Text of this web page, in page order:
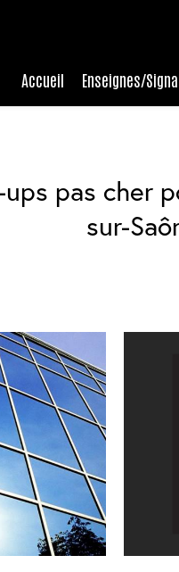
Accueil Enseignes/
pas cher
sur-